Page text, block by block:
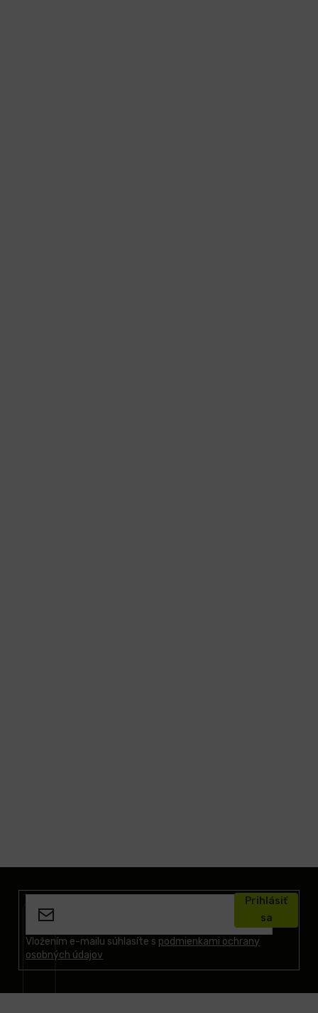
Vložením e-mailu súhlasíte s podmienkami ochrany
osobných údajov
Prihlásiť
sa